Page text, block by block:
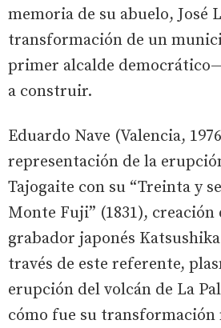
memoria de su abuelo, José
transformación de un
primer alcalde
a construir.
Eduardo Nave (Valencia,
representación de la
Tajogaite con su “Treinta y
Monte Fuji” (1831),
grabador japonés
través de este referente,
erupción del volcán de La
cómo fue su transformación